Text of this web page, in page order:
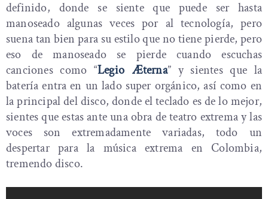
definido, donde se siente que puede ser hasta
manoseado algunas veces por al tecnología, pero
suena tan bien para su estilo que no tiene pierde, pero
eso de manoseado se pierde cuando escuchas
canciones como “Legio Æterna” y sientes que la
batería entra en un lado super orgánico, así como en
la principal del disco, donde el teclado es de lo mejor,
sientes que estas ante una obra de teatro extrema y las
voces son extremadamente variadas, todo un
despertar para la música extrema en Colombia,
tremendo disco.